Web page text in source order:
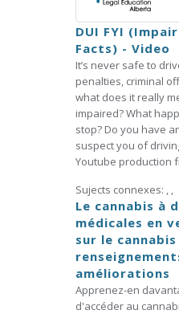
DUI FYI
Facts) - Video
It’s never safe to
penalties, criminal
what does it really
impaired? What
stop? Do you have
suspect you of
Youtube production
Sujects connexes: , ,
Le cannabis à
médicales en
sur le cannabis
améliorations
Apprenez-en
d'accéder au